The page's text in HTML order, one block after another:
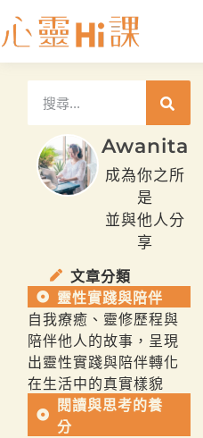
Awanita
成為你之所
是
並與他人分
享
文章分類
靈性實踐與陪伴
自我療癒、靈修歷程與
陪伴他人的故事，呈現
出靈性實踐與陪伴轉化
在生活中的真實樣貌
閱讀與思考的養
分